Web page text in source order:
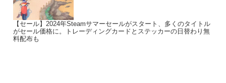
【セール】2024年Steamサマーセールがスタート、多くのタイトル
がセール価格に。トレーディングカードとステッカーの日替わり無
料配布も